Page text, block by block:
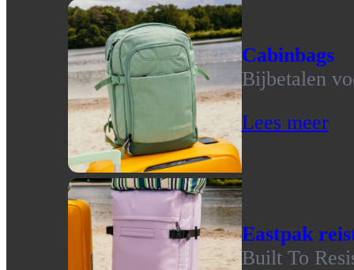
Cabinbags
Bijbetalen
Lees meer
Eastpak
Built To